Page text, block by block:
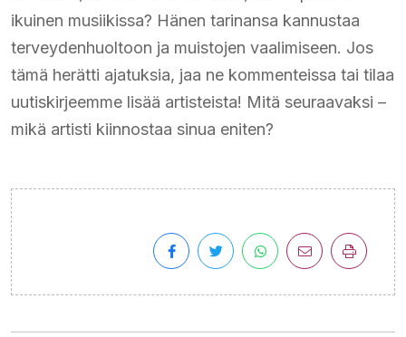
ikuinen musiikissa? Hänen tarinansa kannustaa
terveydenhuoltoon ja muistojen vaalimiseen. Jos
tämä herätti ajatuksia, jaa ne kommenteissa tai tilaa
uutiskirjeemme lisää artisteista! Mitä seuraavaksi –
mikä artisti kiinnostaa sinua eniten?